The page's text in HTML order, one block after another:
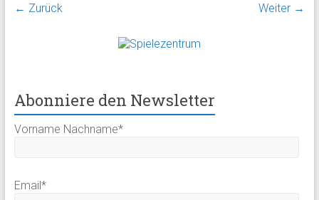
← Zurück Weiter →
Abonniere den Newsletter
Vorname Nachname*
Email*